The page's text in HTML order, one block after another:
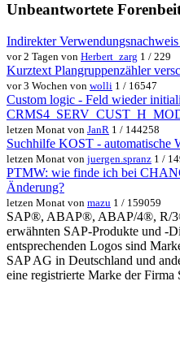
Unbeantwortete
Indirekter
vor 2 Tagen von Herbert_zarg 1 / 229
Kurztext Plangruppenzähler
vor 3 Wochen von wolli 1 / 16547
Custom logic - Feld wieder
letzen Monat von JanR 1 / 144258
Suchhilfe KOST - automatische
letzen Monat von juergen.spranz 1 /
PTMW: wie finde ich bei
Änderung?
letzen Monat von mazu 1 / 159059
SAP®, ABAP®, ABAP/4®, R/
erwähnten SAP-Produkte und -
entsprechenden Logos sind
SAP AG in Deutschland und
eine registrierte Marke der